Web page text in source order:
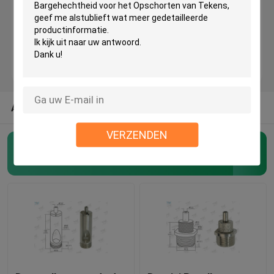
VERZENDEN
De Tang van de messingskabel
Kabel Hangend Systeem
Lichte Hangende Uitrusting
ANDERE CATEGORIEËN VAN ONS